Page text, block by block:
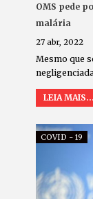
OMS pede
malária
27 abr, 2022
Mesmo que
LEIA MAIS...
COVID - 19